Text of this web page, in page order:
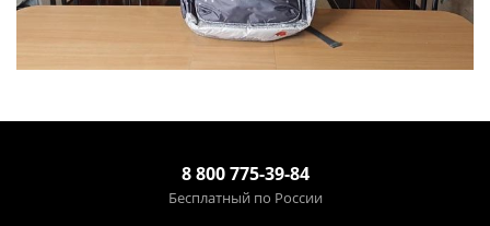
8 800 775-39-84
Бесплатный по России